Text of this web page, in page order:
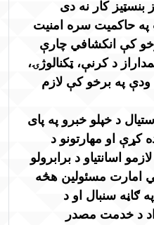
کار نه دی
حاکمیت سره امنیت
کې انکشافي چارې
د کرنې، ټکنالوژۍ،
په برخو کې لازم
د خپلو خبرو په پای
او مهارتونو د
اسانتیاو د برابرولو
مسئولین هڅه
سنبال او د
د خدمت مصدر